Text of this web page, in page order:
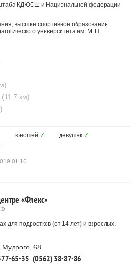
штаба КДЮСШ и Национальной федерации
высшее спортивное образование
университета им. М. П.
(11.7 км)
юношей ✓ девушек ✓
«Флекс»
для подростков (от 14 лет) и взрослых.
Мудрого, 68
65-35 (0562) 38-87-86